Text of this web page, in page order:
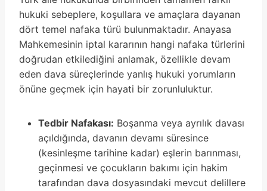
hukuki sebeplere, koşullara ve amaçlara dayanan
dört temel nafaka türü bulunmaktadır. Anayasa
Mahkemesinin iptal kararının hangi nafaka türlerini
doğrudan etkilediğini anlamak, özellikle devam
eden dava süreçlerinde yanlış hukuki yorumların
önüne geçmek için hayati bir zorunluluktur.
Tedbir Nafakası: Boşanma veya ayrılık davası
açıldığında, davanın devamı süresince
(kesinleşme tarihine kadar) eşlerin barınması,
geçinmesi ve çocukların bakımı için hakim
tarafından dava dosyasındaki mevcut delillere